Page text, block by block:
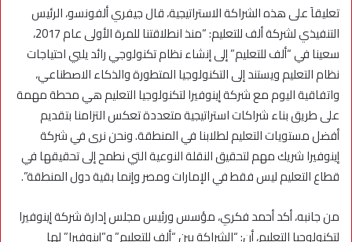
تعليقاَ على هذه الشراكة الاستراتيجية، قال جيفري ألفونسو، الرئيس
التنفيذي لشركة ألف للتعليم: “منذ انطلاقتنا للمرة الأولى عام 2017،
سعينا في “ألف للتعليم” إلى إنشاء نظام تكنولوجي رائد يلبي احتياجات
نظام التعليم ويستند إلى التكنولوجيا المتطورة والذكاء الاصطناعي،
واتفاقية اليوم مع شركة إينوفيرا لتكنولوجيا التعليم هي محطة مهمة
على طريق بناء شراكات استراتيجية متعددة تعكس التزامنا بتقديم
أفضل مستويات التعليم لطلابنا في المنطقة. ونحن نرى في شركة
إينوفيرا شريك مهم لتحقيق النقلة النوعية التي نطمح إلى تحقيقها في
قطاع التعليم ليس فقط في الإمارات ومصر وإنما بقية دول المنطقة”.
من جانبه، أكد أحمد فكري، مؤسس ورئيس مجلس إدارة شركة إينوفيرا
لتكنولوجيا التعليم، أن: “الشراكة بين “ألف للتعليم” و”إينوفيرا” لها